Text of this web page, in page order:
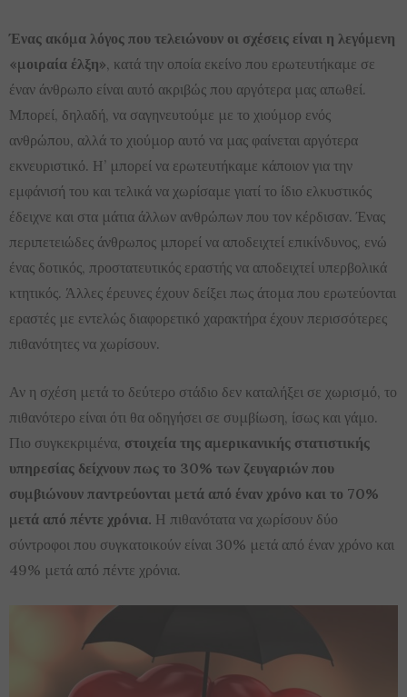
Ένας ακόμα λόγος που τελειώνουν οι σχέσεις είναι η λεγόμενη
«μοιραία έλξη», κατά την οποία εκείνο που ερωτευτήκαμε σε
έναν άνθρωπο είναι αυτό ακριβώς που αργότερα μας απωθεί.
Μπορεί, δηλαδή, να σαγηνευτούμε με το χιούμορ ενός
ανθρώπου, αλλά το χιούμορ αυτό να μας φαίνεται αργότερα
εκνευριστικό. Η’ μπορεί να ερωτευτήκαμε κάποιον για την
εμφάνισή του και τελικά να χωρίσαμε γιατί το ίδιο ελκυστικός
έδειχνε και στα μάτια άλλων ανθρώπων που τον κέρδισαν. Ένας
περιπετειώδες άνθρωπος μπορεί να αποδειχτεί επικίνδυνος, ενώ
ένας δοτικός, προστατευτικός εραστής να αποδειχτεί υπερβολικά
κτητικός. Άλλες έρευνες έχουν δείξει πως άτομα που ερωτεύονται
εραστές με εντελώς διαφορετικό χαρακτήρα έχουν περισσότερες
πιθανότητες να χωρίσουν.
Αν η σχέση μετά το δεύτερο στάδιο δεν καταλήξει σε χωρισμό, το
πιθανότερο είναι ότι θα οδηγήσει σε συμβίωση, ίσως και γάμο.
Πιο συγκεκριμένα, στοιχεία της αμερικανικής στατιστικής
υπηρεσίας δείχνουν πως το 30% των ζευγαριών που
συμβιώνουν παντρεύονται μετά από έναν χρόνο και το 70%
μετά από πέντε χρόνια. Η πιθανότατα να χωρίσουν δύο
σύντροφοι που συγκατοικούν είναι 30% μετά από έναν χρόνο και
49% μετά από πέντε χρόνια.